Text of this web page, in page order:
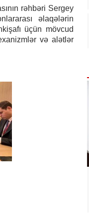
rəhbəri Sergey
əlaqələrin
üçün mövcud
və alətlər